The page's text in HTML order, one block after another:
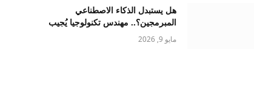
هل يستبدل الذكاء الاصطناعي
المبرمجين؟.. مهندس تكنولوجيا يُجيب
مايو 9, 2026